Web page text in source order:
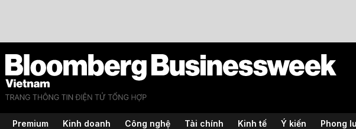
Premium Kinh doanh Công nghệ Tài chính Kinh tế Ý kiến Phong